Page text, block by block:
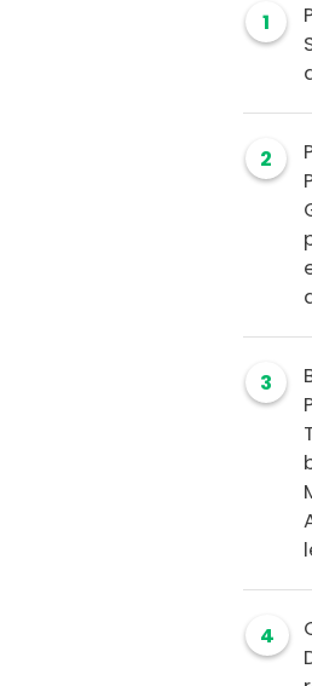
1
2
3
4